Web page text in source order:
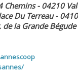
Chemins - 04210
Du Terreau -
de la Grande Bégude